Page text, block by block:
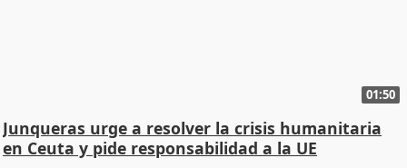
01:50
Junqueras urge a resolver la crisis humanitaria
en Ceuta y pide responsabilidad a la UE